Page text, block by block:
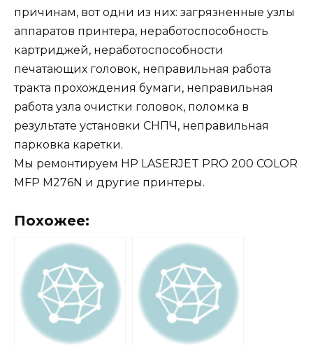
причинам, вот одни из них: загрязненные узлы
аппаратов принтера, неработоспособность
картриджей, неработоспособности
печатающих головок, неправильная работа
тракта прохождения бумаги, неправильная
работа узла очистки головок, поломка в
результате установки СНПЧ, неправильная
парковка каретки.
Мы ремонтируем HP LASERJET PRO 200 COLOR
MFP M276N и другие принтеры.
Похожее: